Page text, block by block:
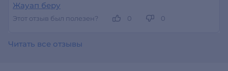
Жауап беру
Этот отзыв был полезен? 0 0
Читать все отзывы